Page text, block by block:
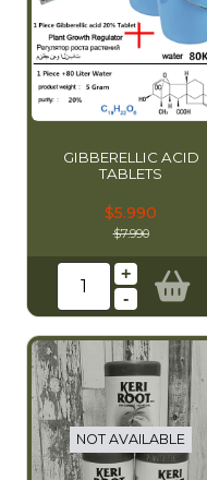
GIBBERELLIC ACID
TABLETS
$5.990
$7.990
+
-
NOT AVAILABLE